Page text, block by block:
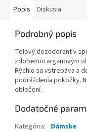
Popis
Diskusia
Podrobný popis
Telový dezodorant v
zdobenou arganovým
Rýchlo sa vstrebáva a
podráždenia pokožky.
oblečení.
Dodatočné
Kategória:
Dámske